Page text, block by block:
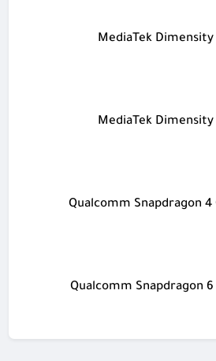
MediaTek
MediaTek
Qualcomm Snapdragon 4
Qualcomm Snapdragon 6